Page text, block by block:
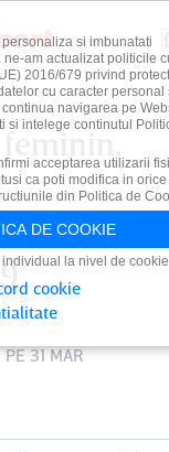
PE 31 MAR
si imbunatati
am actualizat politicile
2016/679 privind
cu caracter personal
navigarea pe
si intelege continutul
acceptarea utilizarii
ca poti modifica in orice
din Politica de
DE COOKIE
la nivel de
cookie